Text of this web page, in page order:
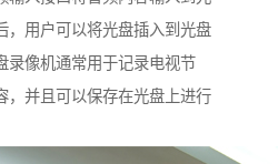
，用户可以将光盘插入到光盘
录像机通常用于记录电视节
，并且可以保存在光盘上进行